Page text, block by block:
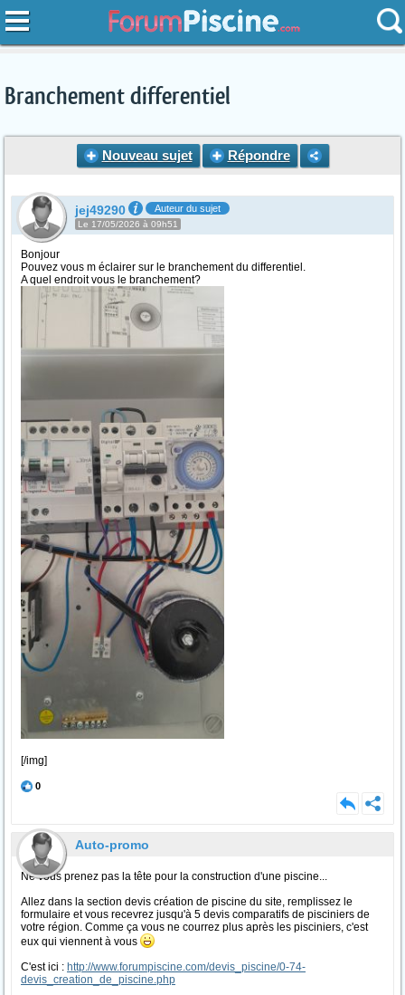
Branchement differentiel
Nouveau sujet Répondre
jej49290 Auteur du sujet
Le 17/05/2026 à 09h51
Bonjour
Pouvez vous m éclairer sur le branchement du differentiel.
A quel endroit vous le branchement?
[/img]
0
Auto-promo
Ne vous prenez pas la tête pour la construction d'une piscine...
Allez dans la section devis création de piscine du site, remplissez le
formulaire et vous recevrez jusqu'à 5 devis comparatifs de pisciniers de
votre région. Comme ça vous ne courrez plus après les pisciniers, c'est
eux qui viennent à vous
C'est ici : http://www.forumpiscine.com/devis_piscine/0-74-
devis_creation_de_piscine.php